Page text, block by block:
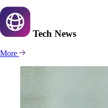
Tech News
More